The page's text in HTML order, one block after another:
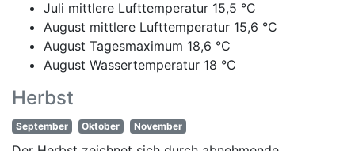
Juli mittlere Lufttemperatur 15,5 °C
August mittlere Lufttemperatur 15,6 °C
August Tagesmaximum 18,6 °C
August Wassertemperatur 18 °C
Herbst
September Oktober November